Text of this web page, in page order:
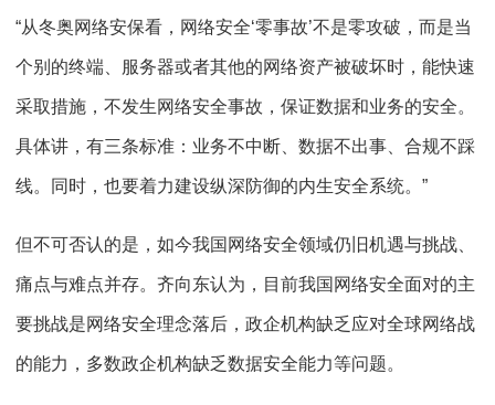
“从冬奥网络安保看，网络安全‘零事故’不是零攻破，而是当
个别的终端、服务器或者其他的网络资产被破坏时，能快速
采取措施，不发生网络安全事故，保证数据和业务的安全。
具体讲，有三条标准：业务不中断、数据不出事、合规不踩
线。同时，也要着力建设纵深防御的内生安全系统。”
但不可否认的是，如今我国网络安全领域仍旧机遇与挑战、
痛点与难点并存。齐向东认为，目前我国网络安全面对的主
要挑战是网络安全理念落后，政企机构缺乏应对全球网络战
的能力，多数政企机构缺乏数据安全能力等问题。